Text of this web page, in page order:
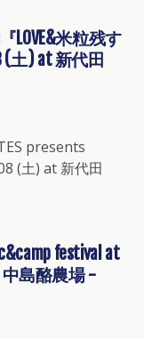
『LOVE&米粒残す
(土) at 新代田
presents
(土) at 新代田
festival at
島酪農場 -